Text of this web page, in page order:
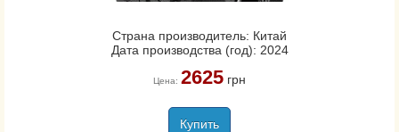
Страна производитель: Китай
Дата производства (год): 2024
Цена: 2625грн
Купить